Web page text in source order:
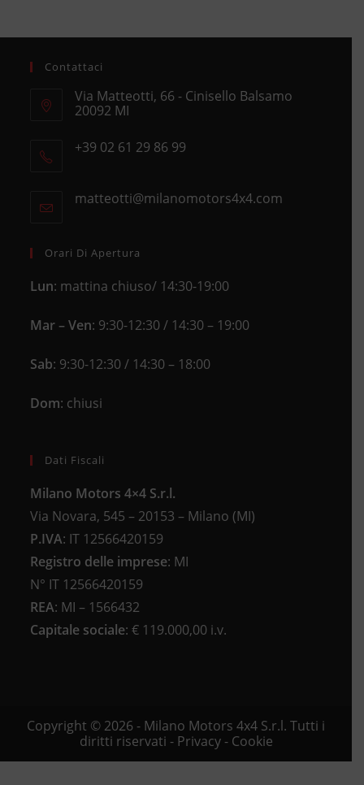
Contattaci
Via Matteotti, 66 - Cinisello Balsamo
20092 MI
in
+39 02 61 29 86 99
your
matteotti@milanomotors4x4.comOpens
Orari Di Apertura
Lun: mattina chiuso/ 14:30-19:00
Mar – Ven: 9:30-12:30 / 14:30 – 19:00
Sab: 9:30-12:30 / 14:30 – 18:00
Dom: chiusi
Dati Fiscali
Milano Motors 4×4 S.r.l.
Via Novara, 545 – 20153 – Milano (MI)
P.IVA: IT 12566420159
Registro delle imprese: MI
N° IT 12566420159
REA: MI – 1566432
Capitale sociale: € 119.000,00 i.v.
Copyright © 2026 - Milano Motors 4x4 S.r.l. Tutti i
diritti riservati - Privacy- Cookie